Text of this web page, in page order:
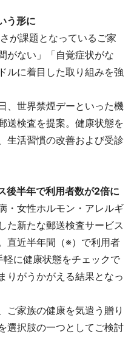
う形に
が課題となっているご家
がない」「自覚症状がな
ルに着目した取り組みを強
、世界禁煙デーといった機
送検査を提案。健康状態を
生活習慣の改善および受診
後半年で利用者数が2倍に
・女性ホルモン・アレルギ
た新たな郵送検査サービス
直近半年間（※）で利用者
に健康状態をチェックで
りがうかがえる結果となっ
ご家族の健康を気遣う贈り
選択肢の一つとしてご検討